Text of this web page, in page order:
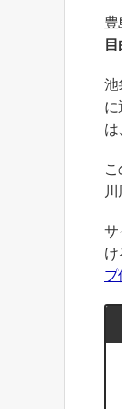
豊
池
に
は
こ
サ
け
プ